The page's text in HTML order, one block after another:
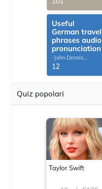
Useful
German travel
phrases audio
pronunciation
-John Dennis
G.Thomas
12
Quiz popolari
Taylor Swift